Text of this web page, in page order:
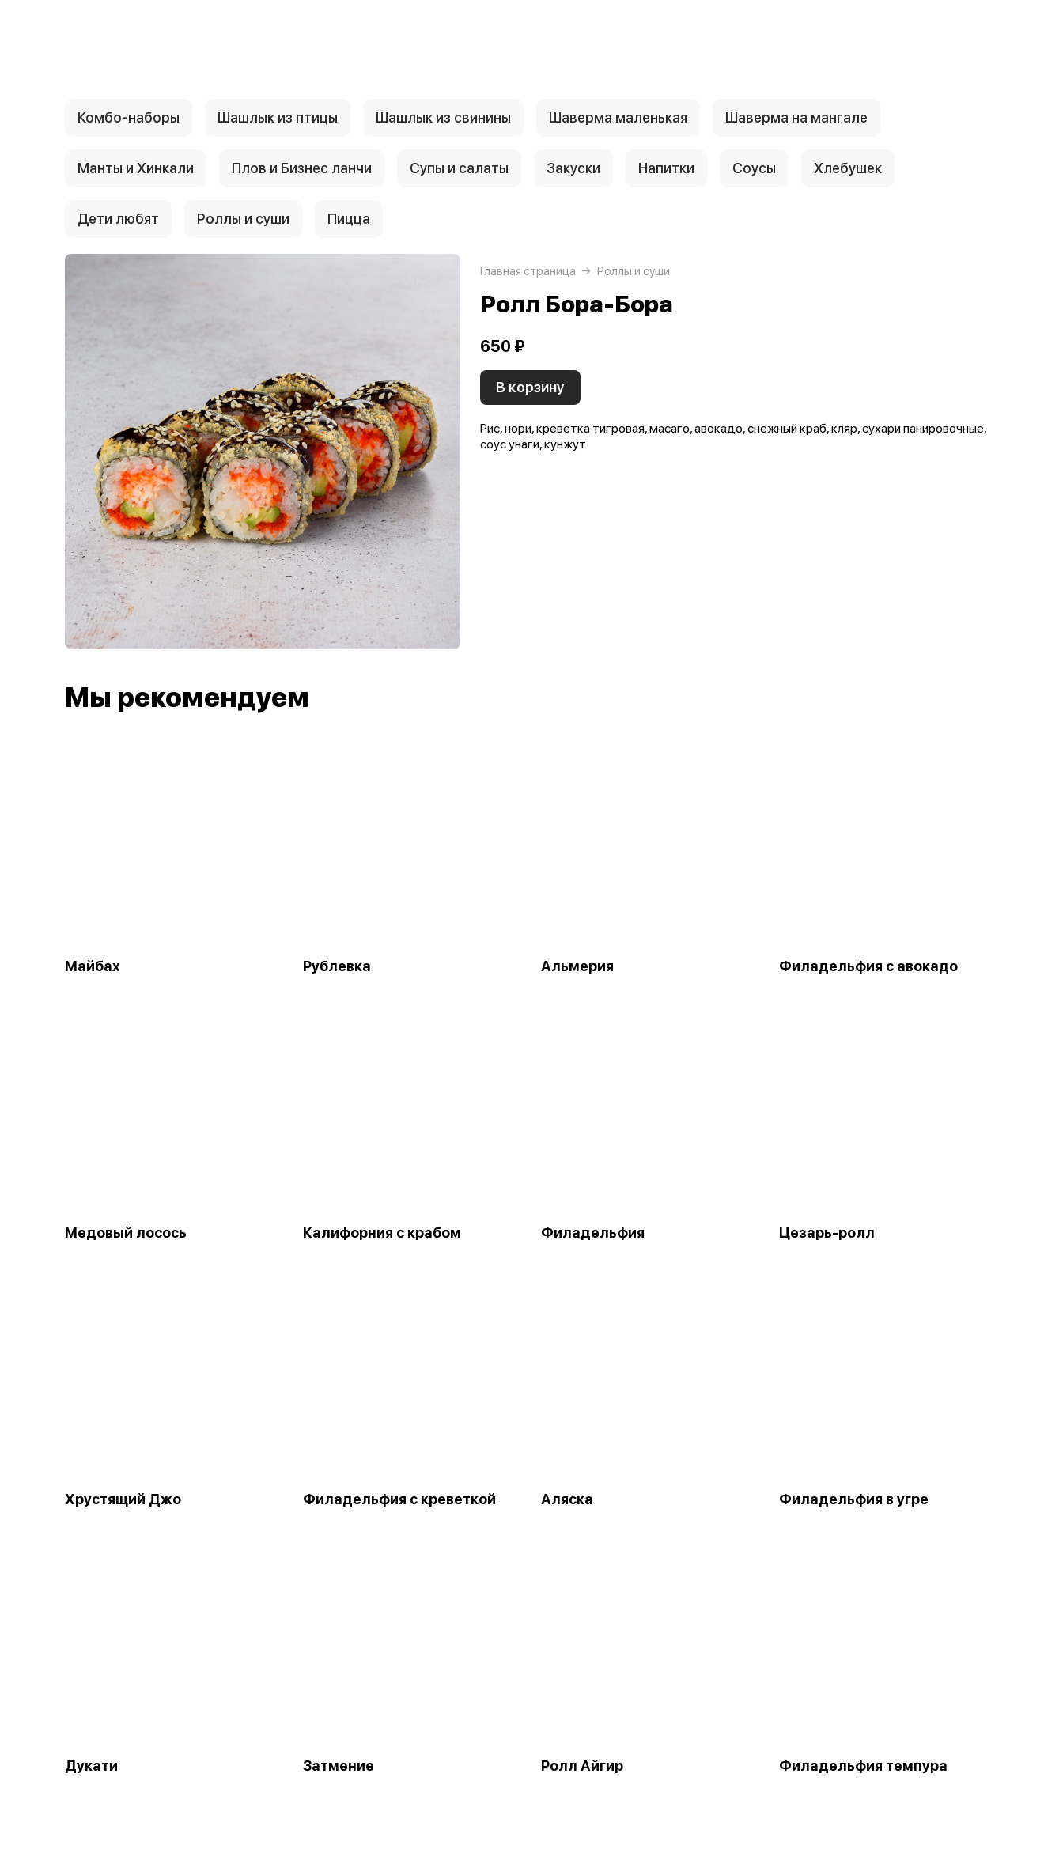
Комбо-наборы Шашлык из птицы Шашлык из свинины Шаверма маленькая Шаверма на мангале
Манты и Хинкали Плов и Бизнес ланчи Супы и салаты Закуски Напитки Соусы Хлебушек
Дети любят Роллы и суши Пицца
Главная страница Роллы и суши
Ролл Бора-Бора
650 ₽
В корзину
Рис, нори, креветка тигровая, масаго, авокадо, снежный краб, кляр, сухари панировочные,
соус унаги, кунжут
Мы рекомендуем
Майбах Рублевка Альмерия Филадельфия с авокадо
Медовый лосось Калифорния с крабом Филадельфия Цезарь-ролл
Хрустящий Джо Филадельфия с креветкой Аляска Филадельфия в угре
Дукати Затмение Ролл Айгир Филадельфия темпура